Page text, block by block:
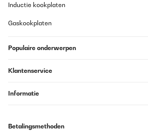
Inductie kookplaten
Gaskookplaten
Populaire onderwerpen
Klantenservice
Informatie
Betalingsmethoden